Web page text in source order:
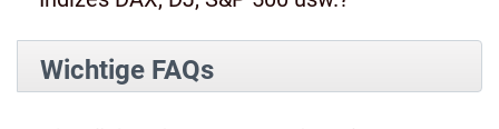
Wichtige FAQs